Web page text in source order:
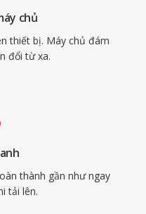
chủ
thiết bị. Máy chủ đám
đổi từ xa.
thành gần như ngay
tải lên.